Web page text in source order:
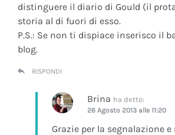
distinguere il diario di Gould (il
storia al di fuori di esso.
P.S.: Se non ti dispiace inserisco il
blog.
RISPONDI
Brina ha detto:
26 Agosto 2013 alle 11:20
Grazie per la segnalazione e